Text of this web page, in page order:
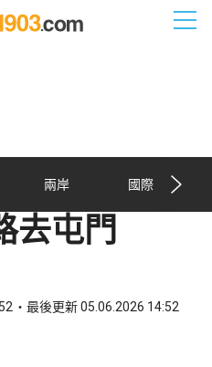
兩岸 國際
去屯門
最後更新 05.06.2026 14:52